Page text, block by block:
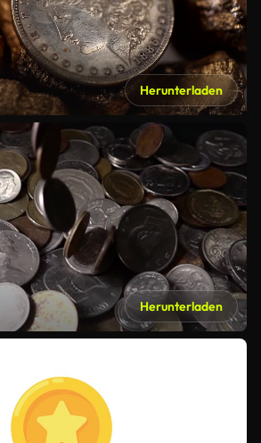
Herunterladen
Herunterladen